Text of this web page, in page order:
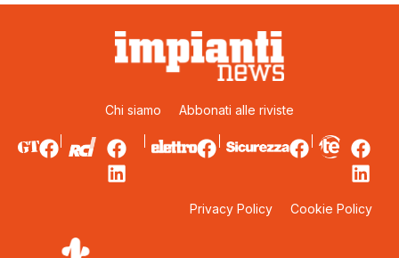
Chi siamo Abbonati alle riviste
Privacy Policy Cookie Policy